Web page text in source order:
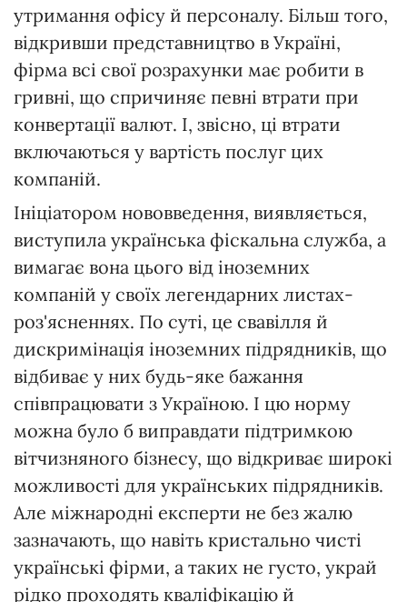
утримання офісу й персоналу. Більш того,
відкривши представництво в Україні,
фірма всі свої розрахунки має робити в
гривні, що спричиняє певні втрати при
конвертації валют. І, звісно, ці втрати
включаються у вартість послуг цих
компаній.
Ініціатором нововведення, виявляється,
виступила українська фіскальна служба, а
вимагає вона цього від іноземних
компаній у своїх легендарних листах-
роз'ясненнях. По суті, це свавілля й
дискримінація іноземних підрядників, що
відбиває у них будь-яке бажання
співпрацювати з Україною. І цю норму
можна було б виправдати підтримкою
вітчизняного бізнесу, що відкриває широкі
можливості для українських підрядників.
Але міжнародні експерти не без жалю
зазначають, що навіть кристально чисті
українські фірми, а таких не густо, украй
рідко проходять кваліфікацію й